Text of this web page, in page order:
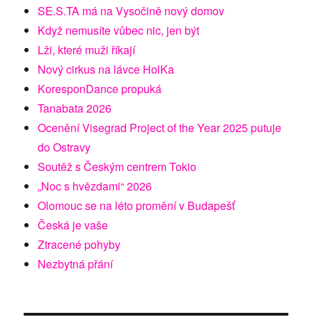
SE.S.TA má na Vysočině nový domov
Když nemusíte vůbec nic, jen být
Lži, které muži říkají
Nový cirkus na lávce HolKa
KoresponDance propuká
Tanabata 2026
Ocenění Visegrad Project of the Year 2025 putuje
do Ostravy
Soutěž s Českým centrem Tokio
„Noc s hvězdami“ 2026
Olomouc se na léto promění v Budapešť
Česká je vaše
Ztracené pohyby
Nezbytná přání